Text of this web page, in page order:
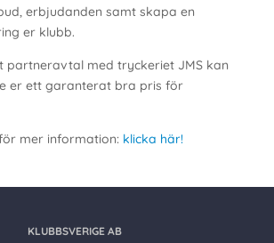
erbjudanden samt skapa en
er klubb.
partneravtal med tryckeriet JMS kan
er ett garanterat bra pris för
mer information: klicka här!
KLUBBSVERIGE AB